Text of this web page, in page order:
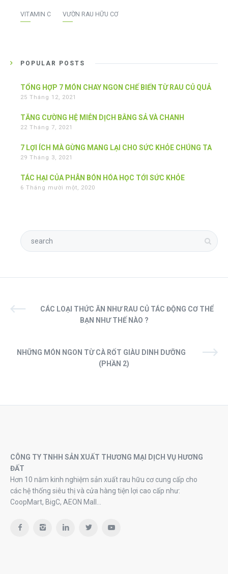
VITAMIN C VƯỜN RAU HỮU CƠ
POPULAR POSTS
TỔNG HỢP 7 MÓN CHAY NGON CHẾ BIẾN TỪ RAU CỦ QUẢ
25 Tháng 12, 2021
TĂNG CƯỜNG HỆ MIỄN DỊCH BẰNG SẢ VÀ CHANH
22 Tháng 7, 2021
7 LỢI ÍCH MÀ GỪNG MANG LẠI CHO SỨC KHỎE CHÚNG TA
29 Tháng 3, 2021
TÁC HẠI CỦA PHÂN BÓN HÓA HỌC TỚI SỨC KHỎE
6 Tháng mười một, 2020
CÁC LOẠI THỨC ĂN NHƯ RAU CỦ TÁC ĐỘNG CƠ THỂ
BẠN NHƯ THẾ NÀO ?
NHỮNG MÓN NGON TỪ CÀ RỐT GIÀU DINH DƯỠNG
(PHẦN 2)
CÔNG TY TNHH SẢN XUẤT THƯƠNG MẠI DỊCH VỤ HƯƠNG
ĐẤT
Hơn 10 năm kinh nghiệm sản xuất rau hữu cơ cung cấp cho
các hệ thống siêu thị và cửa hàng tiện lợi cao cấp như:
CoopMart, BigC, AEON Mall…